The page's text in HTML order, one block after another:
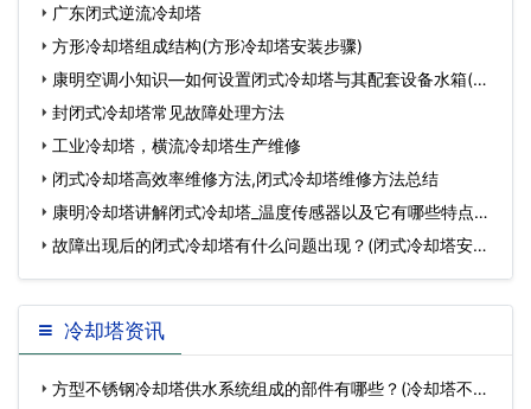
风 广东闭式逆流冷却塔
方形冷却塔组成结构(方形冷却塔安装步骤)
康明空调小知识—如何设置闭式冷却塔与其配套设备水箱(鹤
壁 封闭式冷却塔常见故障处理方法
工业冷却塔，横流冷却塔生产维修
闭式冷却塔高效率维修方法,闭式冷却塔维修方法总结
康明冷却塔讲解闭式冷却塔_温度传感器以及它有哪些特点
(开故障出现后的闭式冷却塔有什么问题出现？(闭式冷却塔安装
在室
冷却塔资讯
方型不锈钢冷却塔供水系统组成的部件有哪些？(冷却塔不锈